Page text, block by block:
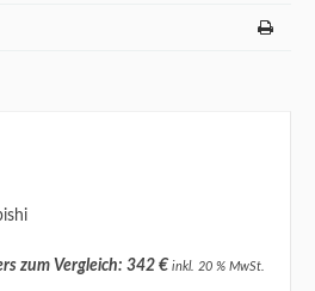
zum Vergleich: 342 € inkl. 20 % MwSt.